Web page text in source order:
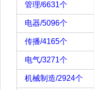
管理/6631个
电器/5096个
传播/4165个
电气/3271个
机械制造/2924个